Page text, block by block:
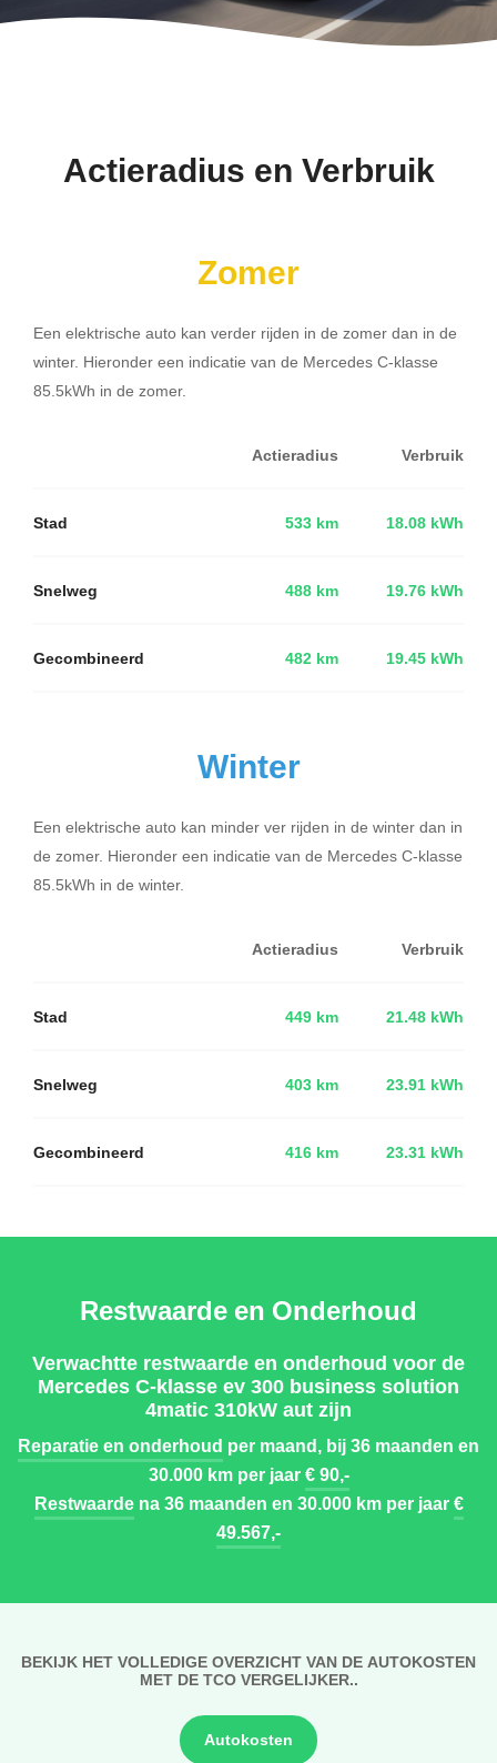
Actieradius en Verbruik
Zomer
Een elektrische auto kan verder rijden in de zomer dan in de
winter. Hieronder een indicatie van de Mercedes C-klasse
85.5kWh in de zomer.
Actieradius Verbruik
Stad 533 km 18.08 kWh
Snelweg 488 km 19.76 kWh
Gecombineerd 482 km 19.45 kWh
Winter
Een elektrische auto kan minder ver rijden in de winter dan in
de zomer. Hieronder een indicatie van de Mercedes C-klasse
85.5kWh in de winter.
Actieradius Verbruik
Stad 449 km 21.48 kWh
Snelweg 403 km 23.91 kWh
Gecombineerd 416 km 23.31 kWh
Restwaarde en Onderhoud
Verwachtte restwaarde en onderhoud voor de
Mercedes C-klasse ev 300 business solution
4matic 310kW aut zijn
Reparatie en onderhoud per maand, bij 36 maanden en
30.000 km per jaar€ 90,-
Restwaardena 36 maanden en 30.000 km per jaar€
49.567,-
BEKIJK HET VOLLEDIGE OVERZICHT VAN DE AUTOKOSTEN
MET DE TCO VERGELIJKER..
Autokosten